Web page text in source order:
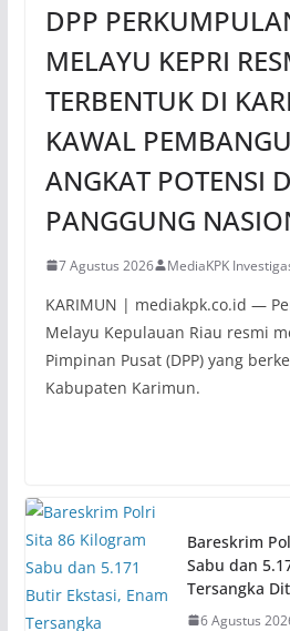
DPP
MELAYU KEPRI
TERBENTUK DI
KAWAL
ANGKAT POTENSI
PANGGUNG
7 Agustus 2026 MediaKPK
KARIMUN | mediakpk.co.id —
Melayu Kepulauan Riau resmi
Pimpinan Pusat (DPP) yang
Kabupaten Karimun.
Bareskrim
Sabu dan
Tersangka
6 Agustus